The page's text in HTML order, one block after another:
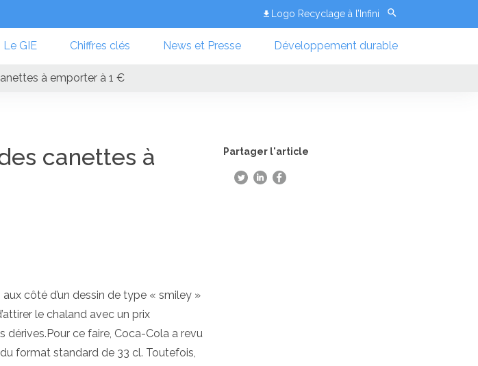
Logo Recyclage à l’Infini
Le GIE Chiffres clés News et Presse Développement durable
à emporter à 1 €
canettes à
côté d’un dessin de type « smiley »
le chaland avec un prix
ce faire, Coca-Cola a revu
format standard de 33 cl. Toutefois,
Partager l'article